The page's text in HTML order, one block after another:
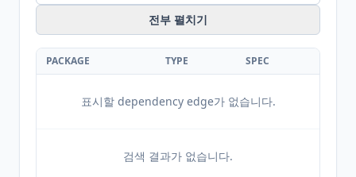
전부 펼치기
PACKAGE TYPE SPEC
표시할 dependency edge가 없습니다.
검색 결과가 없습니다.